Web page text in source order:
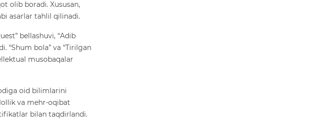
olib boradi. Xususan,
asarlar tahlil qilinadi.
bellashuvi, “Adib
“Shum bola” va “Tirilgan
musobaqalar
oid bilimlarini
va mehr-oqibat
bilan taqdirlandi.